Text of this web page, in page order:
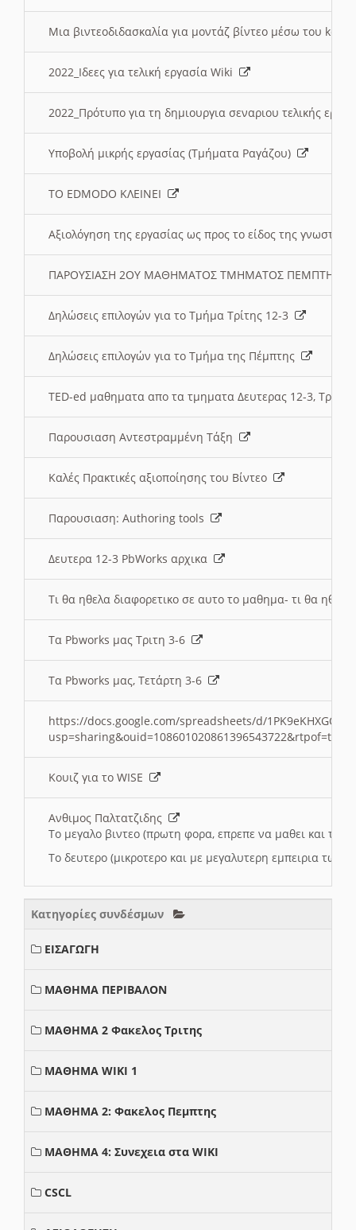
Μια βιντεοδιδασκαλία για μοντάζ βίντεο μέσω του
2022_Ιδεες για τελική εργασία Wiki
2022_Πρότυπο για τη δημιουργια σεναριου τελικής
Υποβολή μικρής εργασίας (Τμήματα Ραγάζου)
ΤΟ EDMODO ΚΛΕΙΝΕΙ
Αξιολόγηση της εργασίας ως προς το είδος της
ΠΑΡΟΥΣΙΑΣΗ 2ΟΥ ΜΑΘΗΜΑΤΟΣ ΤΜΗΜΑΤΟΣ
Δηλώσεις επιλογών για το Τμήμα Τρίτης 12-3
Δηλώσεις επιλογών για το Τμήμα της Πέμπτης
TED-ed μαθηματα απο τα τμηματα Δευτερας 12-3,
Παρουσιαση Αντεστραμμένη Τάξη
Καλές Πρακτικές αξιοποίησης του Βίντεο
Παρουσιαση: Authoring tools
Δευτερα 12-3 PbWorks αρχικα
Τι θα ηθελα διαφορετικο σε αυτο το μαθημα- τι θα
Τα Pbworks μας Τριτη 3-6
Τα Pbworks μας, Τετάρτη 3-6
https://docs.google.com/spreadsheets/d/
Κουιζ για το WISE
Ανθιμος Παλτατζιδης
Το μεγαλο βιντεο (πρωτη φορα, επρεπε να μαθει και το
Το δευτερο (μικροτερο και με μεγαλυτερη εμπειρια
Κατηγορίες συνδέσμων
ΕΙΣΑΓΩΓΗ
ΜΑΘΗΜΑ ΠΕΡΙΒΑΛΟΝ
ΜΑΘΗΜΑ 2 Φακελος Τριτης
ΜΑΘΗΜΑ WIKI 1
ΜΑΘΗΜΑ 2: Φακελος Πεμπτης
ΜΑΘΗΜΑ 4: Συνεχεια στα WIKI
CSCL